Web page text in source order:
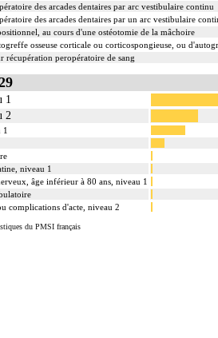
des arcades dentaires par arc vestibulaire continu
des arcades dentaires par un arc vestibulaire
au cours d'une ostéotomie de la mâchoire
osseuse corticale ou corticospongieuse, ou
récupération peropératoire de sang
1
2
1
niveau 1
âge inférieur à 80 ans, niveau 1
complications d'acte, niveau 2
du PMSI français